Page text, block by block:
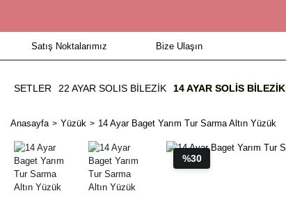
Satış Noktalarımız Bize Ulaşın
SETLER 22 AYAR SOLIS BİLEZİK 14 AYAR SOLIS BILEZIK
Anasayfa Yüzük 14 Ayar Baget Yarım Tur Sarma Altın Yüzük
%30